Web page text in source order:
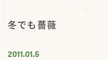
冬でも薔薇
2011.01.5